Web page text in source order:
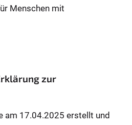
Men­schen mit
zur
am 17.04.2025 erstellt und